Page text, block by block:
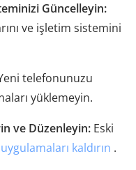
Güncelleyin:
ve işletim sistemini
telefonunuzu
yüklemeyin.
ve Düzenleyin: Eski
kaldırın .